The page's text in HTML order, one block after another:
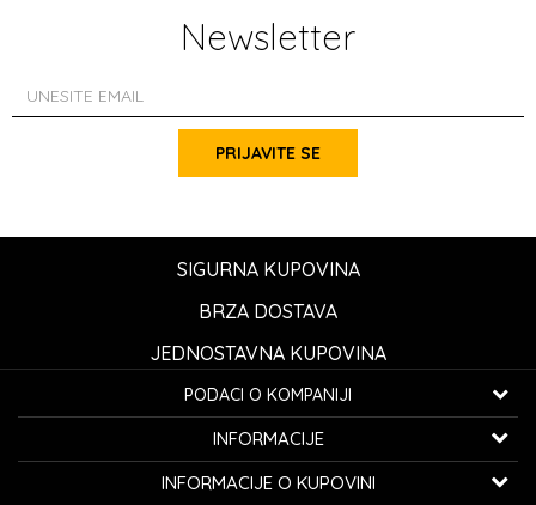
Newsletter
PRIJAVITE SE
SIGURNA KUPOVINA
BRZA DOSTAVA
JEDNOSTAVNA KUPOVINA
PODACI O KOMPANIJI
K...G... Fashion d.o.o.
Bulevar oslobođenja 41 32000 Čačak, Srbija
INFORMACIJE
O nama
INFORMACIJE O KUPOVINI